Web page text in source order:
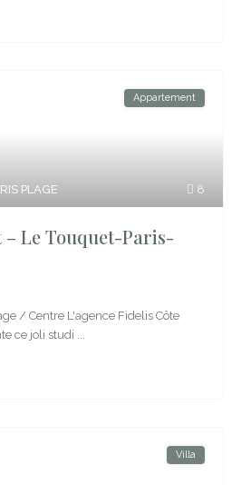
8
PLAGE
Appartement
Le Touquet-Paris-
/ Centre L'agence Fidelis Côte
ce joli studi
Villa